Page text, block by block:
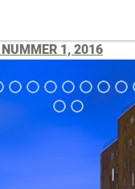
NUMMER 1, 2016